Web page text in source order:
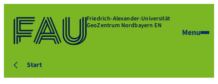
Friedrich-Alexander-Universität
GeoZentrum Nordbayern EN
Menu
Start